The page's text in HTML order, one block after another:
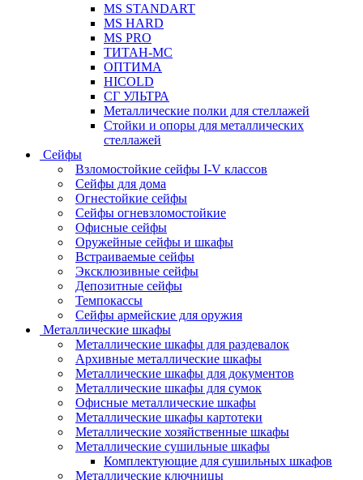
MS STANDART
MS HARD
MS PRO
ТИТАН-МС
ОПТИМА
HICOLD
СГ УЛЬТРА
Металлические полки для стеллажей
Стойки и опоры для металлических
стеллажей
Сейфы
Взломостойкие сейфы I-V классов
Сейфы для дома
Огнестойкие сейфы
Сейфы огневзломостойкие
Офисные сейфы
Оружейные сейфы и шкафы
Встраиваемые сейфы
Эксклюзивные сейфы
Депозитные сейфы
Темпокассы
Сейфы армейские для оружия
Металлические шкафы
Металлические шкафы для раздевалок
Архивные металлические шкафы
Металлические шкафы для документов
Металлические шкафы для сумок
Офисные металлические шкафы
Металлические шкафы картотеки
Металлические хозяйственные шкафы
Металлические сушильные шкафы
Комплектующие для сушильных шкафов
Металлические ключницы